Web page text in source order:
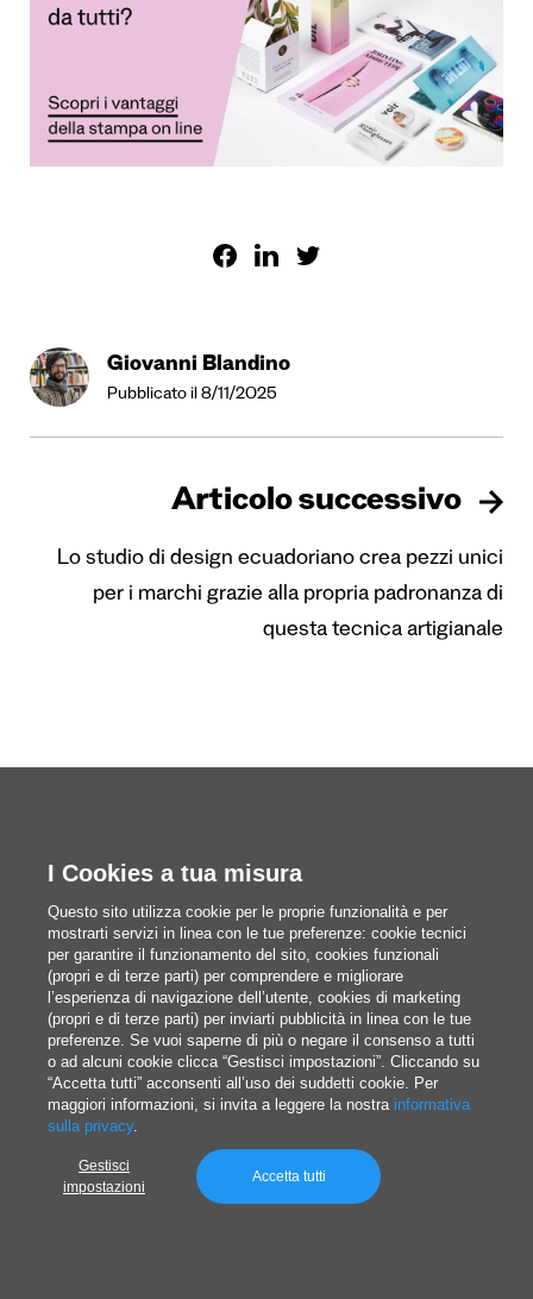
Giovanni Blandino
Pubblicato il 8/11/2025
Articolo successivo
Lo studio di design ecuadoriano crea pezzi unici
per i marchi grazie alla propria padronanza di
questa tecnica artigianale
I Cookies a tua misura
Questo sito utilizza cookie per le proprie funzionalità e per
mostrarti servizi in linea con le tue preferenze: cookie tecnici
per garantire il funzionamento del sito, cookies funzionali
(propri e di terze parti) per comprendere e migliorare
l’esperienza di navigazione dell’utente, cookies di marketing
(propri e di terze parti) per inviarti pubblicità in linea con le tue
preferenze. Se vuoi saperne di più o negare il consenso a tutti
o ad alcuni cookie clicca “Gestisci impostazioni”. Cliccando su
“Accetta tutti” acconsenti all’uso dei suddetti cookie. Per
maggiori informazioni, si invita a leggere la nostra informativa
sulla privacy.
Gestisci
impostazioni
Accetta tutti